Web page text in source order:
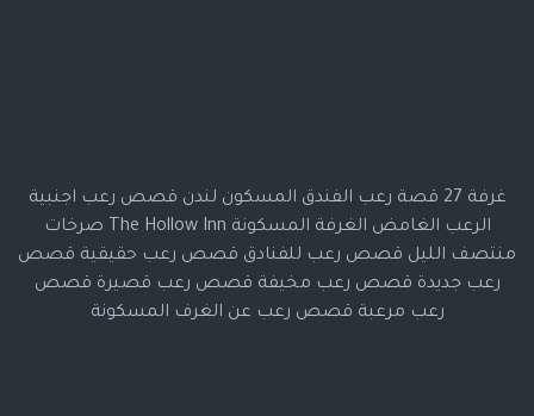
غرفة 27 قصة رعب الفندق المسكون لندن قصص رعب اجنبية
الرعب الغامض الغرفة المسكونة The Hollow Inn صرخات
منتصف الليل قصص رعب للفنادق قصص رعب حقيقية قصص
رعب جديدة قصص رعب مخيفة قصص رعب قصيرة قصص
رعب مرعبة قصص رعب عن الغرف المسكونة